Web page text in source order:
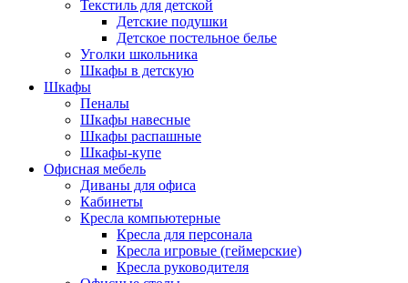
Текстиль для детской
Детские подушки
Детское постельное белье
Уголки школьника
Шкафы в детскую
Шкафы
Пеналы
Шкафы навесные
Шкафы распашные
Шкафы-купе
Офисная мебель
Диваны для офиса
Кабинеты
Кресла компьютерные
Кресла для персонала
Кресла игровые (геймерские)
Кресла руководителя